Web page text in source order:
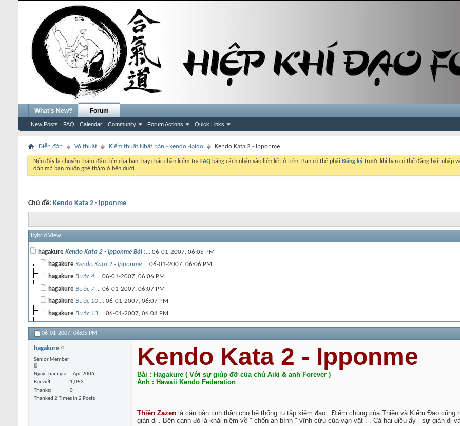
What's New? Forum
New Posts FAQ Calendar Community Forum Actions Quick Links
Diễn đàn Võ thuật Kiếm thuật Nhật bản - kendo -iaido Kendo Kata 2 - Ipponme
Nếu đây là chuyến thăm đầu tiên của bạn, hãy chắc chắn kiểm tra FAQ bằng cách nhấn vào liên kết ở trên. Bạn có thể phải Đăng ký trước khi bạn có thể đăng bài: nhấp
đàn mà bạn muốn ghé thăm ở bên dưới.
Chủ đề: Kendo Kata 2 - Ipponme
Hybrid View
hagakure Kendo Kata 2 - Ipponme Bài :... 06-01-2007, 06:05 PM
hagakure Kendo Kata 2 - Ipponme ... 06-01-2007, 06:06 PM
hagakure Bước 4 ... 06-01-2007, 06:06 PM
hagakure Bước 7 ... 06-01-2007, 06:07 PM
hagakure Bước 10 ... 06-01-2007, 06:07 PM
hagakure Bước 13 ... 06-01-2007, 06:08 PM
hagakure Bước 16 ...06-01-2007,06:09 PM
hagakure Bước 19 ...06-01-2007,06:09 PM
hagakure
06:10 PM
hagakure
Kendo Kata 2 - Ipponme Bài :...06-01-2007,
06:11 PM
Khách :smile: xin cám ơn ba anh...06-01-2007,11:42 PM
06-01-2007, 06:05 PM
hagakure
Senior Member
Ngày tham gia
Apr 2006
Bài viết
1,053
Thanks
0
Thanked 2 Times in 2 Posts
Kendo Kata 2 - Ipponme
Bài : Hagakure ( Với sự giúp đỡ của chú Aiki & anh Forever )
Ảnh : Hawaii Kendo Federation
Thiền Zazen là căn bản tinh thần cho hệ thống tu tập kiếm đạo . Điểm chung của Thiền và Kiếm Đạo
giản dị . Bên cạnh đó là khái niệm về " chốn an bình " vĩnh cửu của vạn vật . . Cả hai điều ấy - sự giản dị